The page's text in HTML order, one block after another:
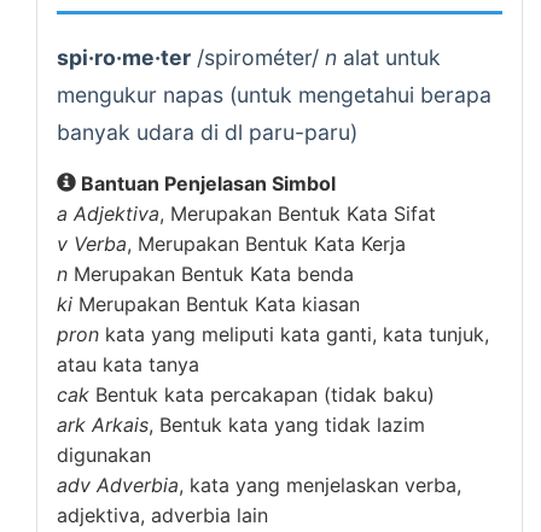
spi·ro·me·ter /spirométer/ n alat untuk
mengukur napas (untuk mengetahui berapa
banyak udara di dl paru-paru)
Bantuan Penjelasan Simbol
a Adjektiva, Merupakan Bentuk Kata Sifat
v Verba, Merupakan Bentuk Kata Kerja
n Merupakan Bentuk Kata benda
ki Merupakan Bentuk Kata kiasan
pron kata yang meliputi kata ganti, kata tunjuk,
atau kata tanya
cak Bentuk kata percakapan (tidak baku)
ark Arkais, Bentuk kata yang tidak lazim
digunakan
adv Adverbia, kata yang menjelaskan verba,
adjektiva, adverbia lain